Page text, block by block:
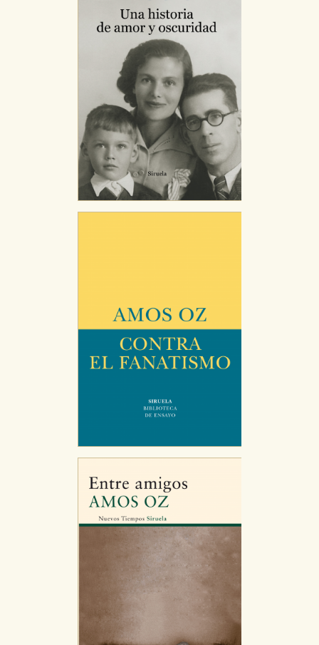
nuestro sitio web. Almacenan configuraciones de
servicios para que no tenga que reconfigurarlos cada
vez que nos visita. La información es agregada y, por lo
Cookies de publicidad y redes sociales
Estas cookies son gestionadas por nuestros socios
publicitarios y se utilizan para mostrar publicidad
relevante para sus intereses en otros sitios. No
almacenan directamente información personal sino
que se basan en la identificación única de su
navegador y dispositivo de internet.
GUARDAR CONFIGURACIÓN